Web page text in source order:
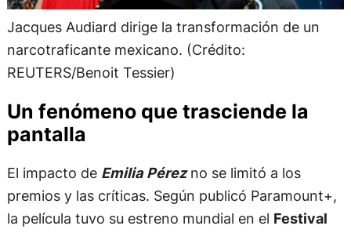
Jacques Audiard dirige la transformación de un
narcotraficante mexicano. (Crédito:
REUTERS/Benoit Tessier)
Un fenómeno que trasciende la
pantalla
El impacto de Emilia Pérezno se limitó a los
premios y las críticas. Según publicó Paramount+,
la película tuvo su estreno mundial en el Festival